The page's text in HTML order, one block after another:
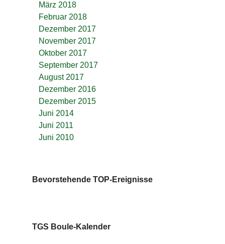
März 2018
Februar 2018
Dezember 2017
November 2017
Oktober 2017
September 2017
August 2017
Dezember 2016
Dezember 2015
Juni 2014
Juni 2011
Juni 2010
Bevorstehende TOP-Ereignisse
TGS Boule-Kalender